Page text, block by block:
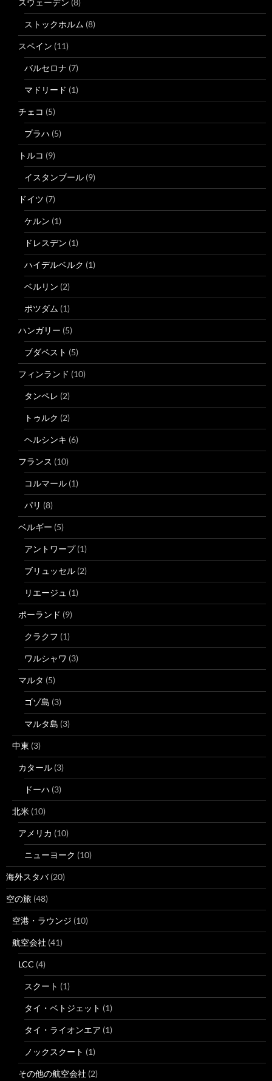
ストックホルム (8)
スペイン (11)
バルセロナ (7)
マドリード (1)
チェコ (5)
プラハ (5)
トルコ (9)
イスタンブール (9)
ドイツ (7)
ケルン (1)
ドレスデン (1)
ハイデルベルク (1)
ベルリン (2)
ポツダム (1)
ハンガリー (5)
ブダペスト (5)
フィンランド (10)
タンペレ (2)
トゥルク (2)
ヘルシンキ (6)
フランス (10)
コルマール (1)
パリ (8)
ベルギー (5)
アントワープ(1)
ブリュッセル (2)
リエージュ (1)
ポーランド (9)
クラクフ (1)
ワルシャワ (3)
マルタ (5)
ゴゾ島 (3)
マルタ島 (3)
中東 (3)
カタール (3)
ドーハ (3)
北米 (10)
アメリカ (10)
ニューヨーク (10)
海外スタバ(20)
空の旅 (48)
空港・ラウンジ (10)
航空会社 (41)
LCC (4)
スクート (1)
タイ・ベトジェット (1)
タイ・ライオンエア (1)
ノックスクート (1)
その他の航空会社 (2)